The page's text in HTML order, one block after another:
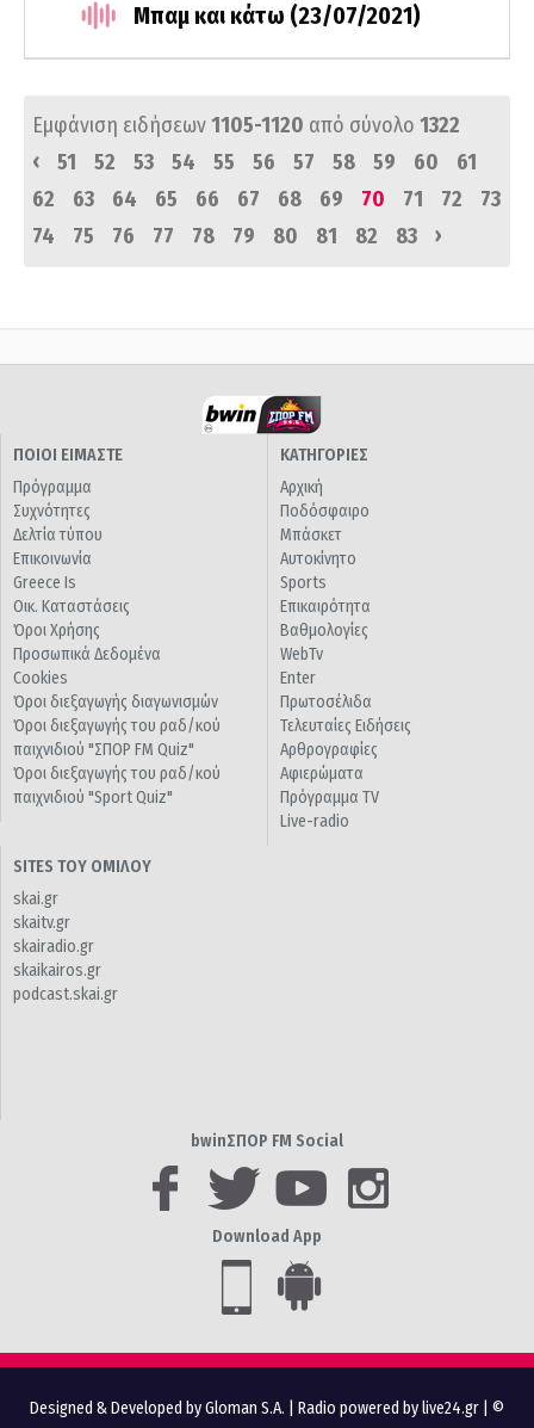
Μπαμ και κάτω (23/07/2021)
Εμφάνιση ειδήσεων1105-1120 από σύνολο 1322
‹
51 52 53 54 55 56 57 58 59 60
61
62
63 64 65 66 67 68 69 70 71 72
73
74
75 76 77 78 79 80 81 82 83 ›
ΠΟΙΟΙ ΕΙΜΑΣΤΕ
Πρόγραμμα
Συχνότητες
Δελτία τύπου
Επικοινωνία
Greece Is
Οικ. Καταστάσεις
Όροι Χρήσης
Προσωπικά Δεδομένα
Cookies
Όροι διεξαγωγής διαγωνισμών
Όροι διεξαγωγής του ραδ/κού
παιχνιδιού "ΣΠΟΡ FM Quiz"
Όροι διεξαγωγής του ραδ/κού
παιχνιδιού "Sport Quiz"
ΚΑΤΗΓΟΡΙΕΣ
Αρχική
Ποδόσφαιρο
Μπάσκετ
Αυτοκίνητο
Sports
Επικαιρότητα
Βαθμολογίες
WebTv
Enter
Πρωτοσέλιδα
Τελευταίες Ειδήσεις
Αρθρογραφίες
Αφιερώματα
Πρόγραμμα TV
Live-radio
SITES ΤΟΥ ΟΜΙΛΟΥ
skai.gr
skaitv.gr
skairadio.gr
skaikairos.gr
podcast.skai.gr
bwinΣΠΟΡ FM Social
Download App
Designed & Developed by Gloman S.A. Radio powered by live24.gr | ©